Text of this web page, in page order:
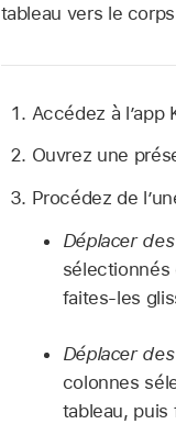
tableau vers le
Accédez à l’app
Ouvrez une
Procédez de
Déplacer
sélectionnés
faites-les
Déplacer
colonnes
tableau, puis